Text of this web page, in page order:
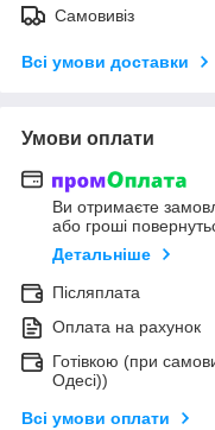
Самовивіз
Всі умови доставки
Умови оплати
Ви отримаєте
або гроші
Детальніше
Післяплата
Оплата на рахунок
Готівкою (при
Одесі))
Всі умови оплати